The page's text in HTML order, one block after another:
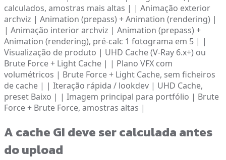
calculados, amostras mais altas | | Animação exterior
archviz | Animation (prepass) + Animation (rendering) |
| Animação interior archviz | Animation (prepass) +
Animation (rendering), pré-calc 1 fotograma em 5 | |
Visualização de produto | UHD Cache (V-Ray 6.x+) ou
Brute Force + Light Cache | | Plano VFX com
volumétricos | Brute Force + Light Cache, sem ficheiros
de cache | | Iteração rápida / lookdev | UHD Cache,
preset Baixo | | Imagem principal para portfólio | Brute
Force + Brute Force, amostras altas |
A cache GI deve ser calculada antes
do upload